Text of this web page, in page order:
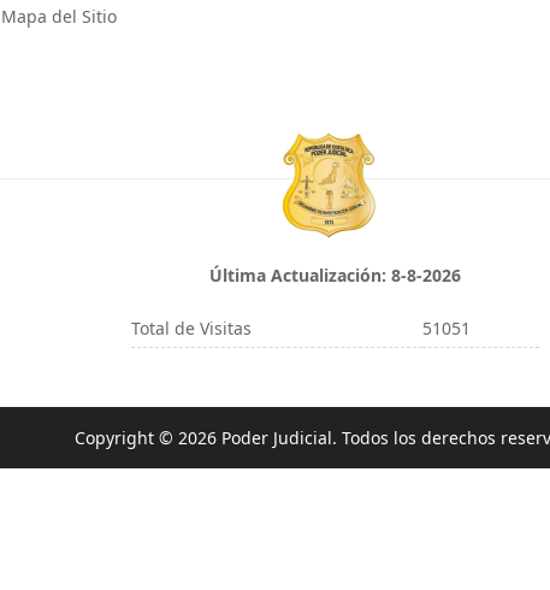
Mapa del Sitio
Última Actualización: 8-8-2026
Total de Visitas 51051
Copyright © 2026 Poder Judicial. Todos los derechos